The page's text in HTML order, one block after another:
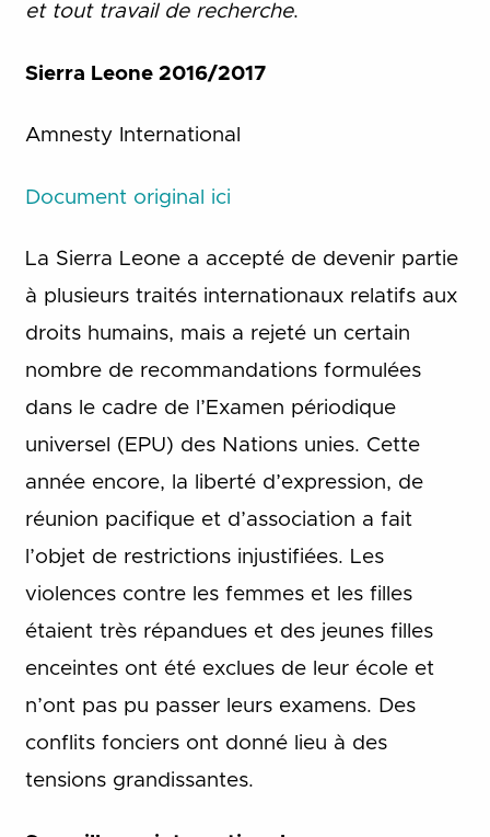
et tout travail de recherche.
Sierra Leone 2016/2017
Amnesty International
Document original ici
La Sierra Leone a accepté de devenir partie
à plusieurs traités internationaux relatifs aux
droits humains, mais a rejeté un certain
nombre de recommandations formulées
dans le cadre de l’Examen périodique
universel (EPU) des Nations unies. Cette
année encore, la liberté d’expression, de
réunion pacifique et d’association a fait
l’objet de restrictions injustifiées. Les
violences contre les femmes et les filles
étaient très répandues et des jeunes filles
enceintes ont été exclues de leur école et
n’ont pas pu passer leurs examens. Des
conflits fonciers ont donné lieu à des
tensions grandissantes.